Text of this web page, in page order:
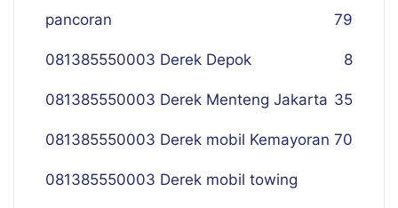
pancoran 79
081385550003 Derek Depok 8
081385550003 Derek Menteng Jakarta 35
081385550003 Derek mobil Kemayoran 70
081385550003 Derek mobil towing